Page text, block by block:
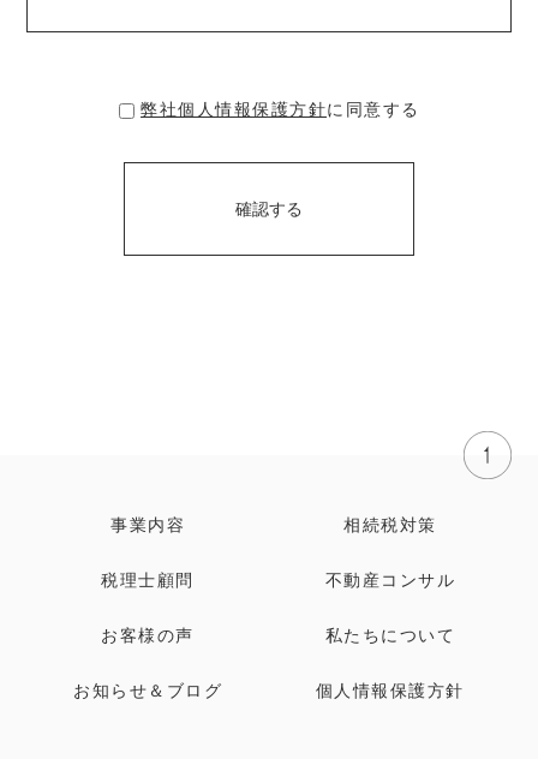
弊社個人情報保護方針に同意する
事業内容 相続税対策
税理士顧問 不動産コンサル
お客様の声 私たちについて
お知らせ＆ブログ 個人情報保護方針